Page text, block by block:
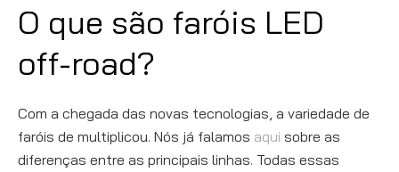
O que são faróis LED
off-road?
Com a chegada das novas tecnologias, a variedade de
faróis de multiplicou. Nós já falamos aqui sobre as
diferenças entre as principais linhas. Todas essas